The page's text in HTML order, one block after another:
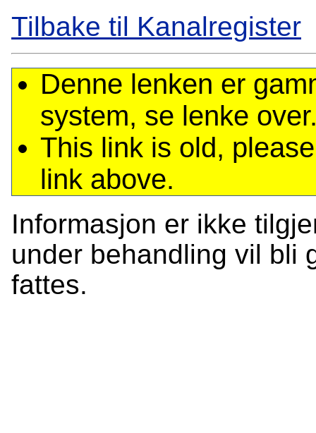
Tilbake til Kanalregister
Denne lenken er
system, se lenke
This link is old,
link above.
Informasjon er ikke
under behandling vil bli
fattes.